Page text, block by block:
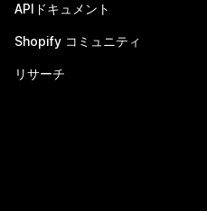
APIドキュメント
Shopify コミュニティ
リサーチ